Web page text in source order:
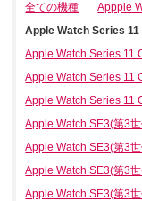
全ての機種
Appple
Apple Watch Series 11
Apple Watch Series 11
Apple Watch Series 11
Apple Watch Series 11
Apple Watch SE3(第3
Apple Watch SE3(第3
Apple Watch SE3(第3
Apple Watch SE3(第3